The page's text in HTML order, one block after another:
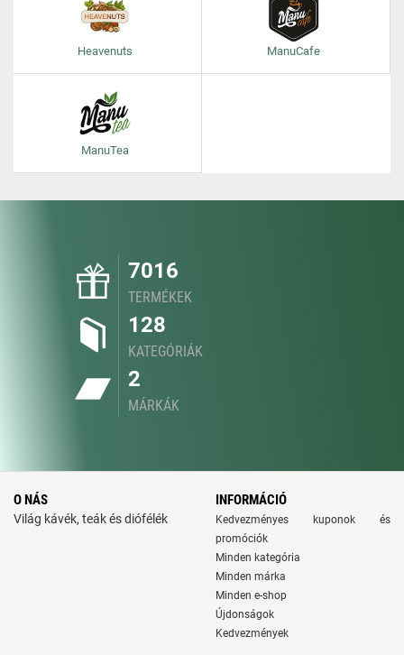
Heavenuts ManuCafe
ManuTea
7016
TERMÉKEK
128
KATEGÓRIÁK
2
MÁRKÁK
O NÁS
Világ kávék, teák és diófélék
INFORMÁCIÓ
Kedvezményes kuponok és
promóciók
Minden kategória
Minden márka
Minden e-shop
Újdonságok
Kedvezmények